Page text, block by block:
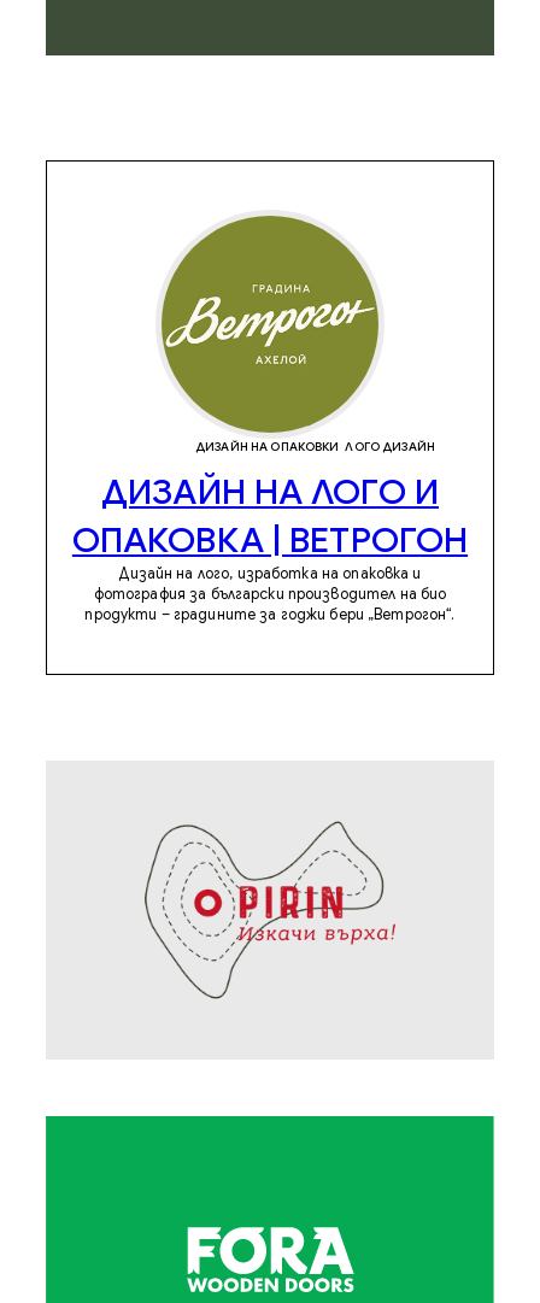
ДИЗАЙН НА ОПАКОВКИ ЛОГО ДИЗАЙН
ДИЗАЙН НА ЛОГО И
ОПАКОВКА | ВЕТРОГОН
Дизайн на лого, изработка на опаковка и
фотография за български производител на био
продукти – градините за годжи бери „Ветрогон“.